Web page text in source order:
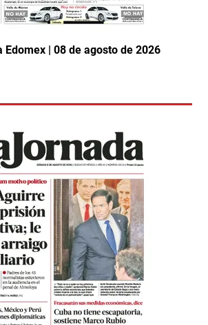
Edomex | 08 de agosto de 2026